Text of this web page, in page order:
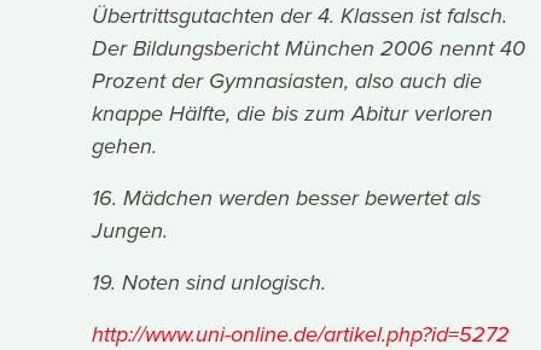
Übertrittsgutachten der 4. Klassen ist falsch.
Der Bildungsbericht München 2006 nennt 40
Prozent der Gymnasiasten, also auch die
knappe Hälfte, die bis zum Abitur verloren
gehen.
16. Mädchen werden besser bewertet als
Jungen.
19. Noten sind unlogisch.
http://www.uni-online.de/artikel.php?id=5272